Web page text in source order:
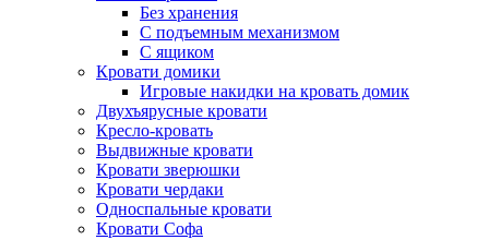
Без хранения
С подъемным механизмом
С ящиком
Кровати домики
Игровые накидки на кровать домик
Двухъярусные кровати
Кресло-кровать
Выдвижные кровати
Кровати зверюшки
Кровати чердаки
Односпальные кровати
Кровати Софа